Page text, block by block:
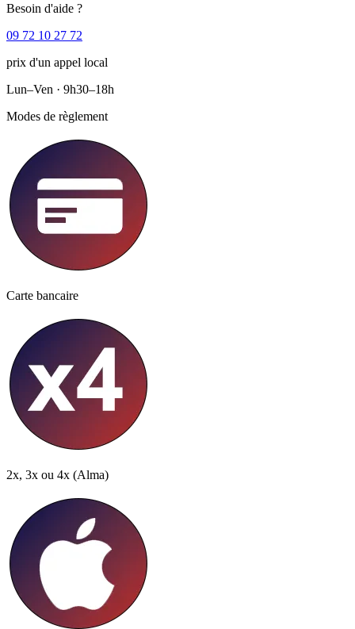
Besoin d'aide ?
09 72 10 27 72
prix d'un appel local
Lun–Ven · 9h30–18h
Modes de règlement
Carte bancaire
2x, 3x ou 4x (Alma)